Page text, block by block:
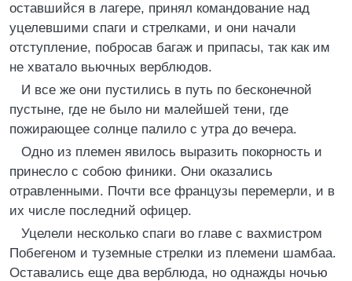
оставшийся в лагере, принял командование над
уцелевшими спаги и стрелками, и они начали
отступление, побросав багаж и припасы, так как им
не хватало вьючных верблюдов.
И все же они пустились в путь по бесконечной
пустыне, где не было ни малейшей тени, где
пожирающее солнце палило с утра до вечера.
Одно из племен явилось выразить покорность и
принесло с собою финики. Они оказались
отравленными. Почти все французы перемерли, и в
их числе последний офицер.
Уцелели несколько спаги во главе с вахмистром
Побегеном и туземные стрелки из племени шамбаа.
Оставались еще два верблюда, но однажды ночью